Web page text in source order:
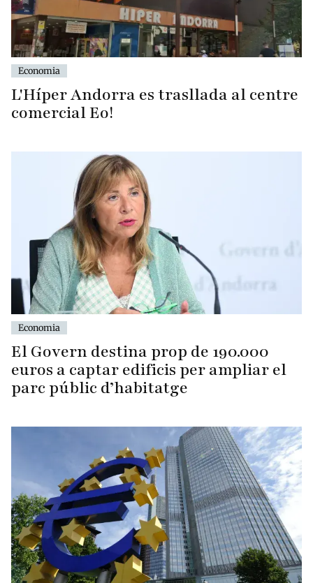
Economia
L'Híper Andorra es trasllada al centre
comercial Eo!
Economia
El Govern destina prop de 190.000
euros a captar edificis per ampliar el
parc públic d’habitatge